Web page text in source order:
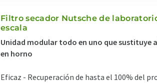
Filtro secador Nutsche de
escala
Unidad modular todo en uno que sustituye
en horno
Eficaz - Recuperación de hasta el 100% del